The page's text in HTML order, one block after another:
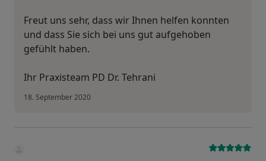
Freut uns sehr, dass wir Ihnen helfen konnten
und dass Sie sich bei uns gut aufgehoben
gefühlt haben.
Ihr Praxisteam PD Dr. Tehrani
18. September 2020